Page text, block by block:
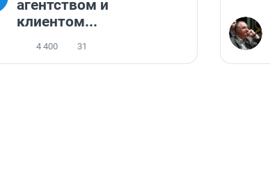
агентством и
клиентом...
4 400 31